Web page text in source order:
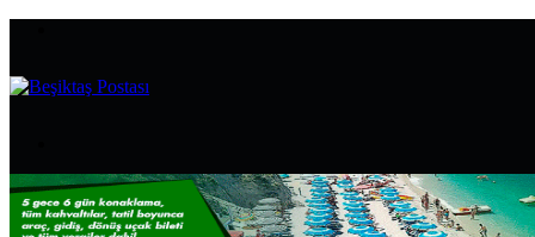
...